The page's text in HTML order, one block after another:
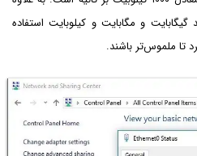
و مگابایت و کیلوبایت استفاده